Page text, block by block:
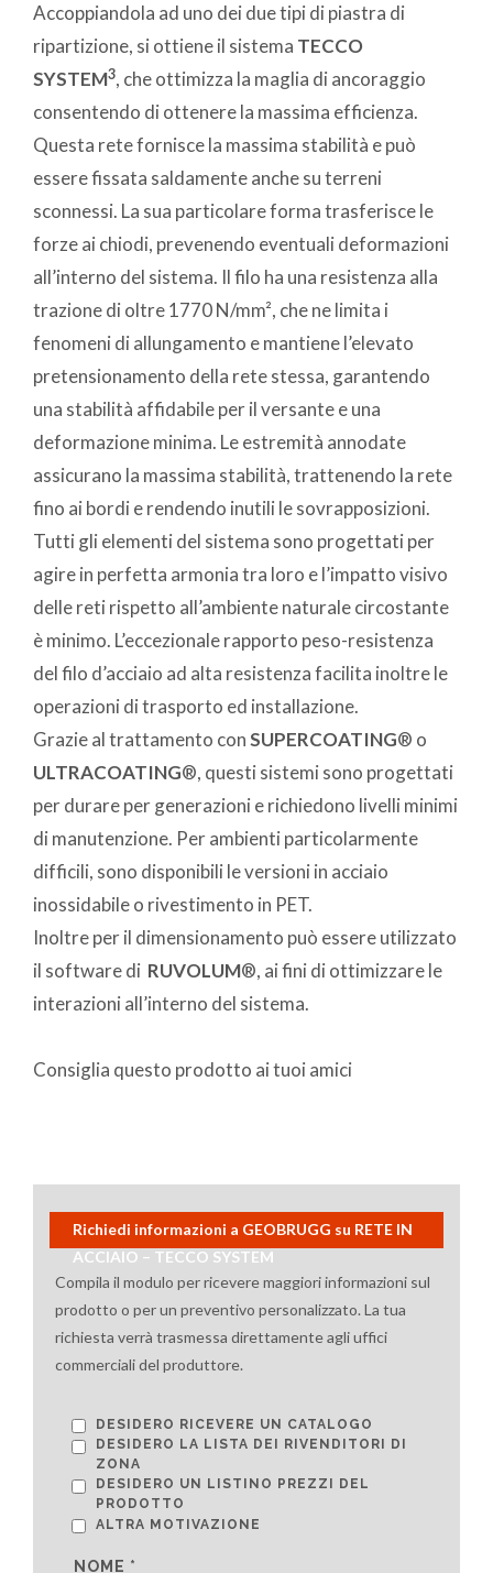
Accoppiandola ad uno dei due tipi di piastra di
ripartizione, si ottiene il sistema TECCO
SYSTEM3, che ottimizza la maglia di ancoraggio
consentendo di ottenere la massima efficienza.
Questa rete fornisce la massima stabilità e può
essere fissata saldamente anche su terreni
sconnessi. La sua particolare forma trasferisce le
forze ai chiodi, prevenendo eventuali deformazioni
all’interno del sistema. Il filo ha una resistenza alla
trazione di oltre 1770 N/mm², che ne limita i
fenomeni di allungamento e mantiene l’elevato
pretensionamento della rete stessa, garantendo
una stabilità affidabile per il versante e una
deformazione minima. Le estremità annodate
assicurano la massima stabilità, trattenendo la rete
fino ai bordi e rendendo inutili le sovrapposizioni.
Tutti gli elementi del sistema sono progettati per
agire in perfetta armonia tra loro e l’impatto visivo
delle reti rispetto all’ambiente naturale circostante
è minimo. L’eccezionale rapporto peso-resistenza
del filo d’acciaio ad alta resistenza facilita inoltre le
operazioni di trasporto ed installazione.
Grazie al trattamento conSUPERCOATING® o
ULTRACOATING®, questi sistemi sono progettati
per durare per generazioni e richiedono livelli minimi
di manutenzione. Per ambienti particolarmente
difficili, sono disponibili le versioni in acciaio
inossidabile o rivestimento in PET.
Inoltre per il dimensionamento può essere utilizzato
il software di RUVOLUM®, ai fini di ottimizzare le
interazioni all’interno del sistema.
Consiglia questo prodotto ai tuoi amici
Richiedi informazioni a GEOBRUGG su RETE IN
ACCIAIO – TECCO SYSTEM
Compila il modulo per ricevere maggiori informazioni sul
prodotto o per un preventivo personalizzato. La tua
richiesta verrà trasmessa direttamente agli uffici
commerciali del produttore.
DESIDERO RICEVERE UN CATALOGO
DESIDERO LA LISTA DEI RIVENDITORI DI
ZONA
DESIDERO UN LISTINO PREZZI DEL
PRODOTTO
ALTRA MOTIVAZIONE
NOME *